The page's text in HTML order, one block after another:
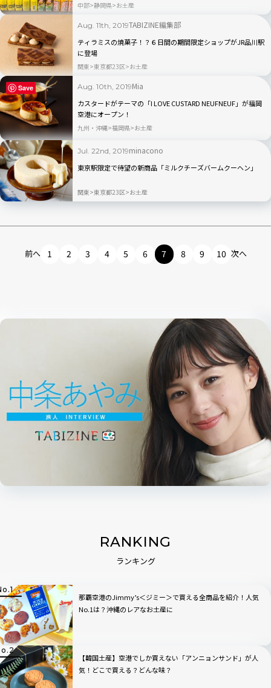
中部 静岡県 お土産
Aug. 11th, 2019TABIZINE編集部
ティラミスの焼菓子！？６日間の期間限定ショップがJR品川駅
に登場
関東 東京都23区 お土産
Aug. 10th, 2019Mia
カスタードがテーマの「I LOVE CUSTARD NEUFNEUF」が福岡
空港にオープン！
九州・沖縄 福岡県 お土産
Jul. 22nd, 2019minacono
東京駅限定で待望の新商品「ミルクチーズバームクーヘン」
関東 東京都23区 お土産
前へ 1 2 3 4 5 6 7 8 9 10 次へ
RANKING
ランキング
那覇空港のJimmy’s＜ジミー＞で買える全商品を紹介！人気
No.1は？沖縄のレアなお土産に
【韓国土産】空港でしか買えない「アンニョンサンド」が人
気！どこで買える？どんな味？
Save